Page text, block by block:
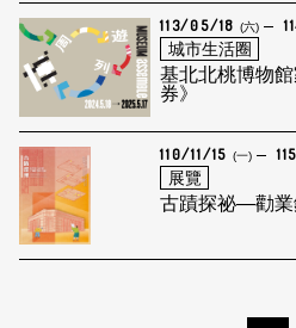
113/05/18 (六)
城市生活圈
基北北桃博物
券》
110/11/15 (一)
展覽
古蹟探祕—勸業